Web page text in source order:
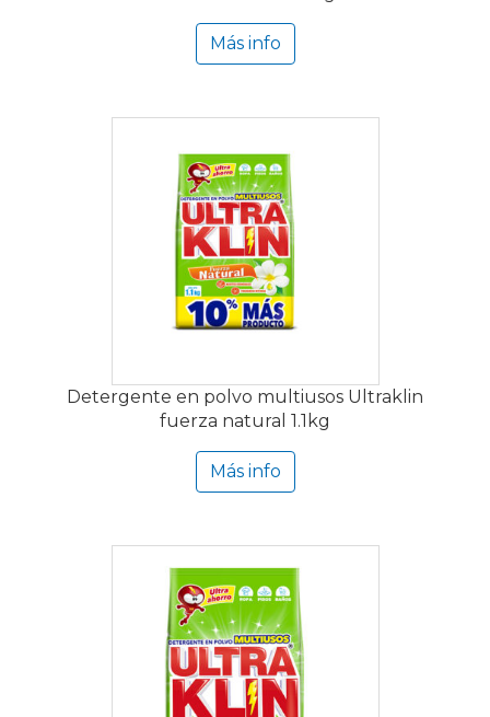
Más info
Detergente en polvo multiusos Ultraklin
fuerza natural 1.1kg
Más info